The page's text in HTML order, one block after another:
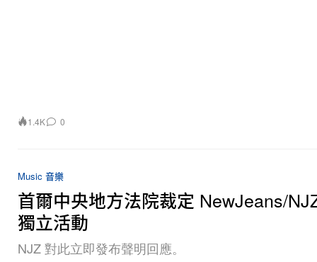
1.4K 0
Music 音樂
首爾中央地方法院裁定 NewJeans/
獨立活動
NJZ 對此立即發布聲明回應。